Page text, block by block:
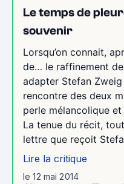
Le temps de
souvenir
Lorsqu’on connait,
de… le raffinement
adapter Stefan Zweig
rencontre des deux
perle mélancolique
La tenue du récit,
lettre que reçoit
Lire la critique
le 12 mai 2014